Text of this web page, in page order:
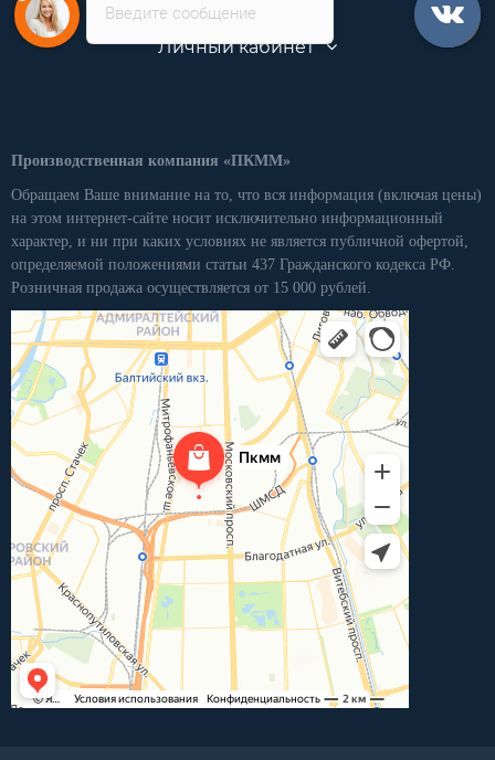
Личный кабинет
Производственная компания «ПКММ»
Обращаем Ваше внимание на то, что вся информация (включая цены)
на этом интернет-сайте носит исключительно информационный
характер, и ни при каких условиях не является публичной офертой,
определяемой положениями статьи 437 Гражданского кодекса РФ.
Розничная продажа осуществляется от 15 000 рублей.
Введите сообщение